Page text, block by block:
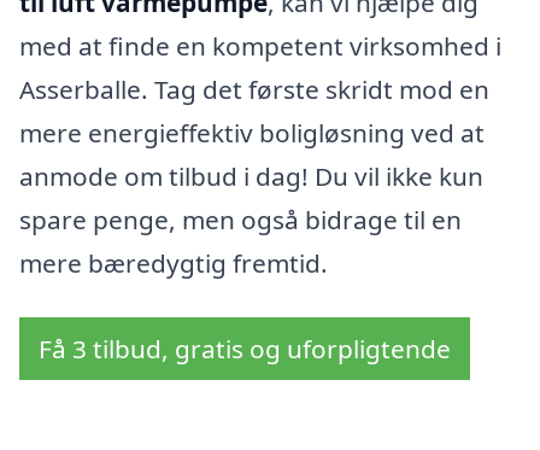
med at finde en kompetent virksomhed i
Asserballe. Tag det første skridt mod en
mere energieffektiv boligløsning ved at
anmode om tilbud i dag! Du vil ikke kun
spare penge, men også bidrage til en
mere bæredygtig fremtid.
Få 3 tilbud, gratis og uforpligtende